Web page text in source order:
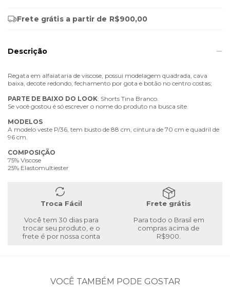
Frete grátis a partir de R$900,00
Descrição
Regata em alfaiataria de viscose, possui modelagem quadrada, cava
baixa, decote redondo, fechamento por gota e botão no centro costas;
PARTE DE BAIXO DO LOOK: Shorts Tina Branco.
Se você gostou é só escrever o nome do produto na busca site.
MODELOS
A modelo veste P/36, tem busto de 88 cm, cintura de 70 cm e quadril de
96 cm.
COMPOSIÇÃO
75% Viscose
25% Elastomultiester
Troca Fácil
Você tem 30 dias para
trocar seu produto, e o
frete é por nossa conta
Frete grátis
Para todo o Brasil em
compras acima de
R$900.
VOCÊ TAMBÉM PODE GOSTAR